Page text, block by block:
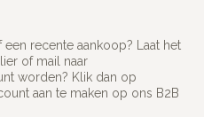
recente aankoop? Laat het
of mail naar
worden? Klik dan op
aan te maken op ons B2B